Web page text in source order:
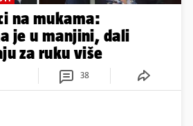
na mukama:
je u manjini, dali
za ruku više
38